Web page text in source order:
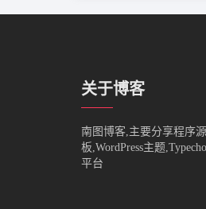
关于博客
南图博客,主要分享程序
板,WordPress主题
平台